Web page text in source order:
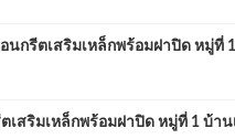
กรีตเสริมเหล็กพร้อมฝาปิด หมู่ที่
สริมเหล็กพร้อมฝาปิด หมู่ที่ 1 บ้าน